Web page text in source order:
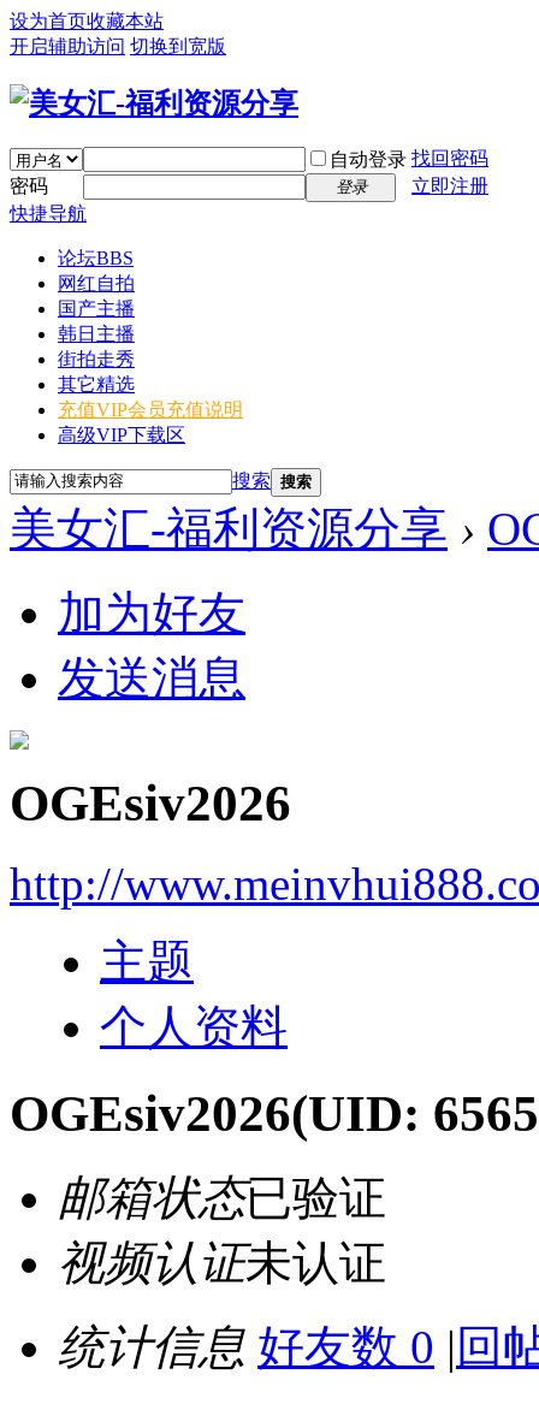
设为首页收藏本站
开启辅助访问 切换到宽版
自动登录 找回密码
密码
登录
立即注册
快捷导航
论坛BBS
网红自拍
国产主播
韩日主播
街拍走秀
其它精选
充值VIP会员充值说明
高级VIP下载区
搜索 搜索
美女汇-福利资源分享 ›
加为好友
发送消息
OGEsiv2026
http://
主题
个人资料
OGEsiv2026(UID:
邮箱状态已验证
视频认证未认证
统计信息 好友数 0 | 回